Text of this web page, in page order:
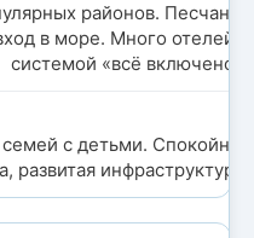
районов. Песчано-
в море. Много отелей с
системой «всё включено».
с детьми. Спокойная
развитая инфраструктура.